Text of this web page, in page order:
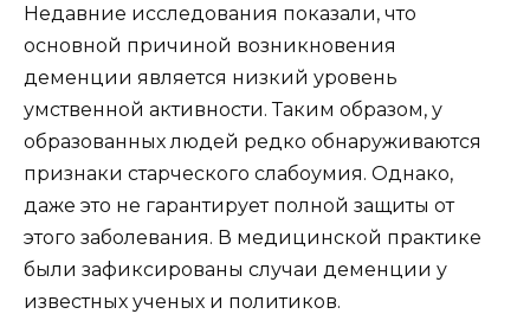
Недавние исследования показали, что
основной причиной возникновения
деменции является низкий уровень
умственной активности. Таким образом, у
образованных людей редко обнаруживаются
признаки старческого слабоумия. Однако,
даже это не гарантирует полной защиты от
этого заболевания. В медицинской практике
были зафиксированы случаи деменции у
известных ученых и политиков.